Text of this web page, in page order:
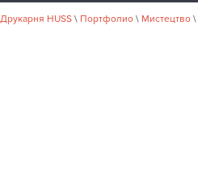
Друкарня HUSS \ Портфолио \ Мистецтво \